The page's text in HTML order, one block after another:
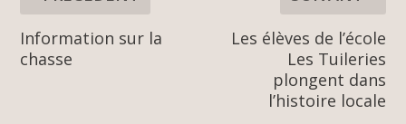
Information sur la
chasse
Les élèves de l’école
Les Tuileries
plongent dans
l’histoire locale